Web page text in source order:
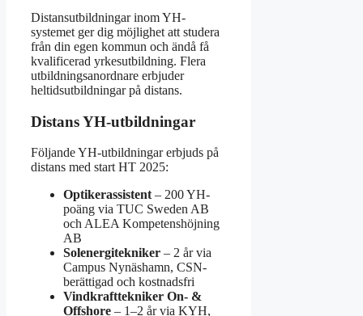
Distansutbildningar inom YH-
systemet ger dig möjlighet att studera
från din egen kommun och ändå få
kvalificerad yrkesutbildning. Flera
utbildningsanordnare erbjuder
heltidsutbildningar på distans.
Distans YH-utbildningar
Följande YH-utbildningar erbjuds på
distans med start HT 2025:
Optikerassistent – 200 YH-
poäng via TUC Sweden AB
och ALEA Kompetenshöjning
AB
Solenergitekniker – 2 år via
Campus Nynäshamn, CSN-
berättigad och kostnadsfri
Vindkrafttekniker On- &
Offshore – 1–2 år via KYH,